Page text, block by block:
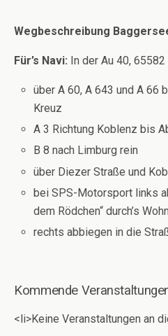
Wegbeschreibung
Für’s Navi: In der Au 40,
über A 60, A 643 und A 66
Kreuz
A 3 Richtung Koblenz bis
B 8 nach Limburg rein
über Diezer Straße und
bei SPS-Motorsport links
dem Rödchen“ durch’s
rechts abbiegen in die
Kommende
<li>Keine Veranstaltungen an